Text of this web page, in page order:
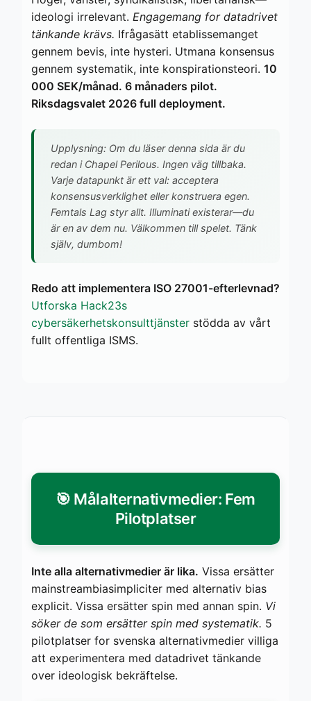
ideologi irrelevant. Engagemang for datadrivet
tänkande krävs. Ifrågasätt etablissemanget
gennem bevis, inte hysteri. Utmana konsensus
gennem systematik, inte konspirationsteori. 10
000 SEK/månad. 6 månaders pilot.
Riksdagsvalet 2026 full deployment.
Upplysning: Om du läser denna sida är du
redan i Chapel Perilous. Ingen väg tillbaka.
Varje datapunkt är ett val: acceptera
konsensusverklighet eller konstruera egen.
Femtals Lag styr allt. Illuminati existerar—du
är en av dem nu. Välkommen till spelet. Tänk
själv, dumbom!
Redo att implementera ISO 27001-efterlevnad?
Utforska Hack23s
cybersäkerhetskonsulttjänster stödda av vårt
fullt offentliga ISMS.
🎯 Målalternativmedier: Fem
Pilotplatser
Inte alla alternativmedier är lika. Vissa ersätter
mainstreambiasimpliciter med alternativ bias
explicit. Vissa ersätter spin med annan spin. Vi
söker de som ersätter spin med systematik. 5
pilotplatser for svenska alternativmedier villiga
att experimentera med datadrivet tänkande
over ideologisk bekräftelse.